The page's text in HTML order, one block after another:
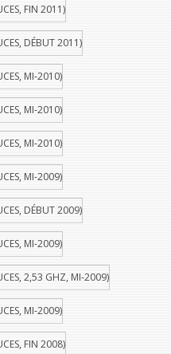
FIN 2011)
DÉBUT 2011)
MI-2010)
MI-2010)
MI-2010)
MI-2009)
DÉBUT 2009)
MI-2009)
2,53 GHZ, MI-2009)
MI-2009)
FIN 2008)